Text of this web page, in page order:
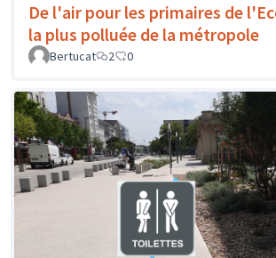
De l'air pour les primaires de
la plus polluée de la métropole
Bertucat
2 0